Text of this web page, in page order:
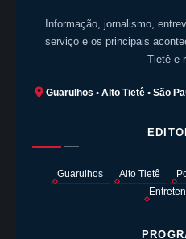
Informação, jornalismo,
serviço e os principais
Tietê e
Guarulhos • Alto Tietê • São
Guarulhos Alto Tietê